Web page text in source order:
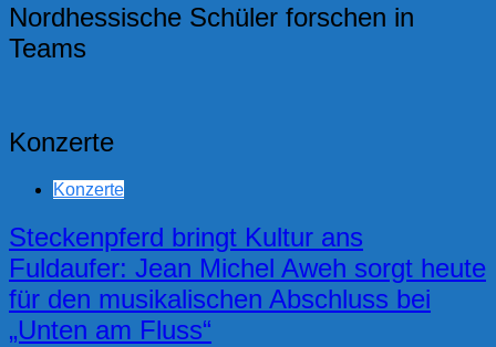
Nordhessische Schüler forschen in
Teams
Konzerte
Konzerte
Steckenpferd bringt Kultur ans
Fuldaufer: Jean Michel Aweh sorgt heute
für den musikalischen Abschluss bei
„Unten am Fluss“